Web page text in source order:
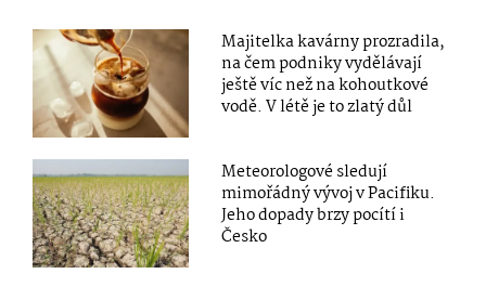
Majitelka kavárny prozradila,
na čem podniky vydělávají
ještě víc než na kohoutkové
vodě. V létě je to zlatý důl
Meteorologové sledují
mimořádný vývoj v Pacifiku.
Jeho dopady brzy pocítí i
Česko